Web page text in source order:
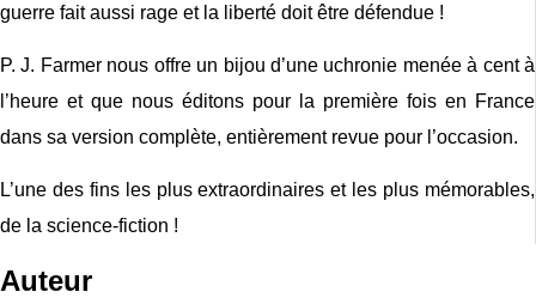
guerre fait aussi rage et la liberté doit être défendue !
P. J. Farmer nous offre un bijou d’une uchronie menée à cent à
l’heure et que nous éditons pour la première fois en France
dans sa version complète, entièrement revue pour l’occasion.
L’une des fins les plus extraordinaires et les plus mémorables,
de la science-fiction !
Auteur